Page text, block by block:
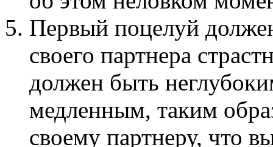
Первый поцелуй
своего партнера
должен быть
медленным, таким
своему партнеру, что